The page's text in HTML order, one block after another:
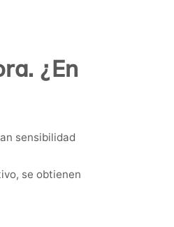
¿En
sensibilidad
se obtienen